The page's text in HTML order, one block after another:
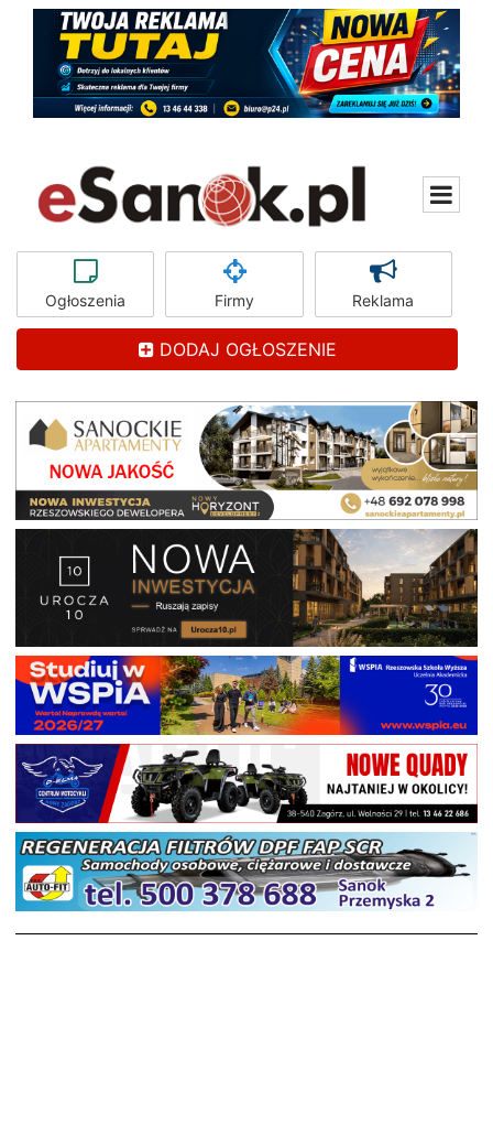
Ogłoszenia Firmy Reklama
DODAJ OGŁOSZENIE